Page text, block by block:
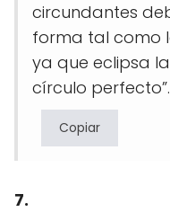
circundantes
forma tal como
ya que eclipsa
círculo perfecto”.
Copiar
7.